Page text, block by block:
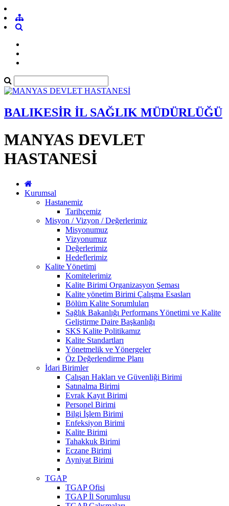
BALIKESİR İL SAĞLIK MÜDÜRLÜĞÜ
MANYAS DEVLET
HASTANESİ
Kurumsal
Hastanemiz
Tarihçemiz
Misyon / Vizyon / Değerlerimiz
Misyonumuz
Vizyonumuz
Değerlerimiz
Hedeflerimiz
Kalite Yönetimi
Komitelerimiz
Kalite Birimi Organizasyon Şeması
Kalite yönetim Birimi Çalışma Esasları
Bölüm Kalite Sorumluları
Sağlık Bakanlığı Performans Yönetimi ve Kalite
Geliştirme Daire Başkanlığı
SKS Kalite Politikamız
Kalite Standartları
Yönetmelik ve Yönergeler
Öz Değerlendirme Planı
İdari Birimler
Çalışan Hakları ve Güvenliği Birimi
Satınalma Birimi
Evrak Kayıt Birimi
Personel Birimi
Bilgi İşlem Birimi
Enfeksiyon Birimi
Kalite Birimi
Tahakkuk Birimi
Eczane Birimi
Ayniyat Birimi
TGAP
TGAP Ofisi
TGAP İl Sorumlusu